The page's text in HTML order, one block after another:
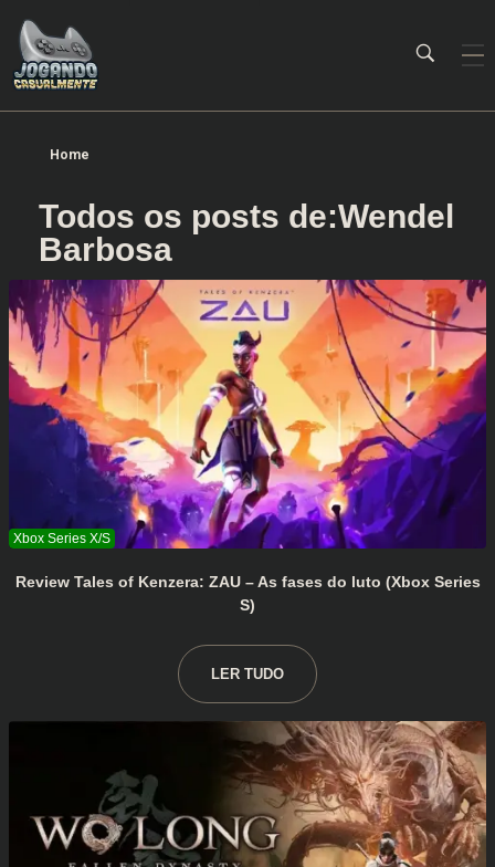
Home
Todos os posts de:Wendel
Barbosa
Review Tales of Kenzera: ZAU – As fases do luto (Xbox Series
S)
LER TUDO